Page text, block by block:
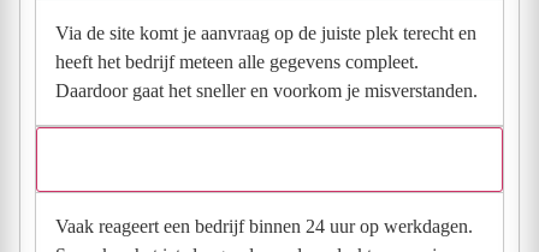
Via de site komt je aanvraag op de juiste plek terecht en
heeft het bedrijf meteen alle gegevens compleet.
Daardoor gaat het sneller en voorkom je misverstanden.
Vaak reageert een bedrijf binnen 24 uur op werkdagen.